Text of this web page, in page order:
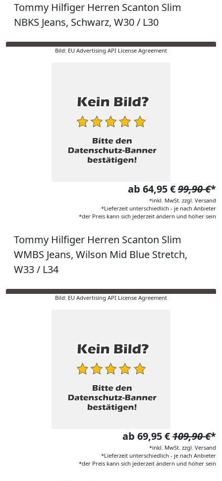
Tommy Hilfiger Herren Scanton Slim
NBKS Jeans, Schwarz, W30 / L30
Bild: EU Advertising API License Agreement
ab 64,95 €99,90 €*
*inkl. MwSt. zzgl. Versand
*Lieferzeit unterschiedlich - je nach Anbieter
*der Preis kann sich jederzeit ändern und höher sein
Tommy Hilfiger Herren Scanton Slim
WMBS Jeans, Wilson Mid Blue Stretch,
W33 / L34
Bild: EU Advertising API License Agreement
ab 69,95 €109,90 €*
*inkl. MwSt. zzgl. Versand
*Lieferzeit unterschiedlich - je nach Anbieter
*der Preis kann sich jederzeit ändern und höher sein